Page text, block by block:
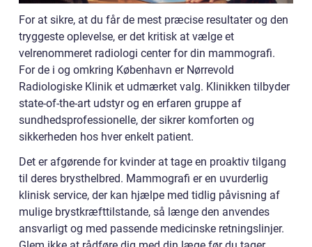
For at sikre, at du får de mest præcise resultater og den
tryggeste oplevelse, er det kritisk at vælge et
velrenommeret radiologi center for din mammografi.
For de i og omkring København er Nørrevold
Radiologiske Klinik et udmærket valg. Klinikken tilbyder
state-of-the-art udstyr og en erfaren gruppe af
sundhedsprofessionelle, der sikrer komforten og
sikkerheden hos hver enkelt patient.
Det er afgørende for kvinder at tage en proaktiv tilgang
til deres brysthelbred. Mammografi er en uvurderlig
klinisk service, der kan hjælpe med tidlig påvisning af
mulige brystkræfttilstande, så længe den anvendes
ansvarligt og med passende medicinske retningslinjer.